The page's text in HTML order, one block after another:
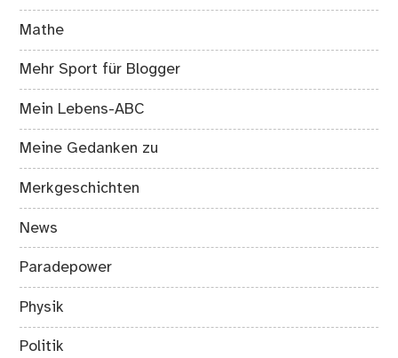
Mathe
Mehr Sport für Blogger
Mein Lebens-ABC
Meine Gedanken zu
Merkgeschichten
News
Paradepower
Physik
Politik